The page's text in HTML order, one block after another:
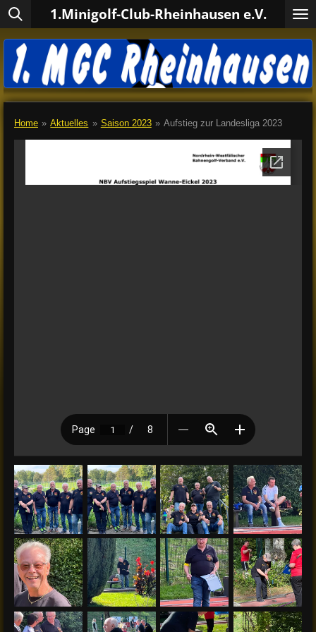
Zum
Hauptinhalt
springen
1.Minigolf-Club-Rheinhausen e.V.
Home » Aktuelles » Saison 2023 » Aufstieg zur Landesliga 2023